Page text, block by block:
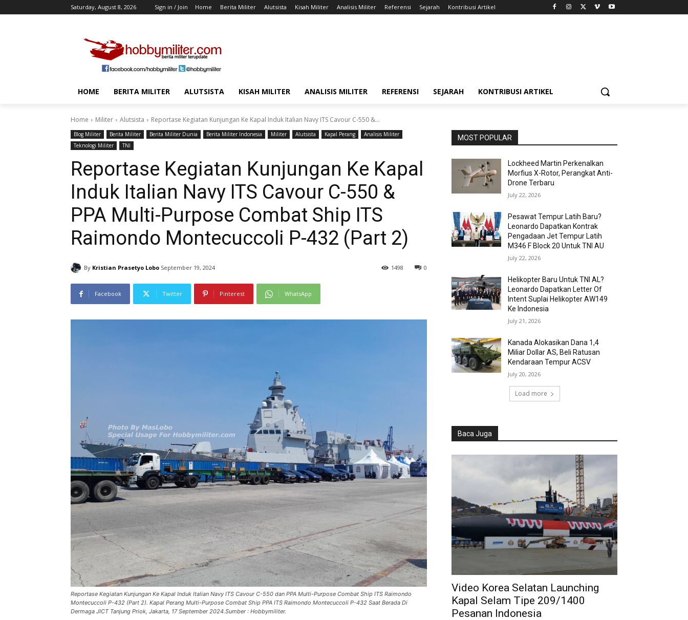
Saturday, August 8, 2026 Sign in / Join Home Berita Militer Alutsista Kisah Militer Analisis Militer Referensi Sejarah Kontribusi Artikel
HOME BERITA MILITER ALUTSISTA KISAH MILITER ANALISIS MILITER REFERENSI SEJARAH KONTRIBUSI ARTIKEL
Home Militer Alutsista Reportase Kegiatan Kunjungan Ke Kapal Induk Italian Navy ITS Cavour C-550 &...
Blog Militer Berita Militer Berita Militer Dunia Berita Militer Indonesia Militer Alutsista Kapal Perang
Analisis Militer
Teknologi Militer
TNI
Reportase Kegiatan Kunjungan Ke Kapal
Induk Italian Navy ITS Cavour C-550 &
PPA Multi-Purpose Combat Ship ITS
Raimondo Montecuccoli P-432 (Part 2)
By Kristian Prasetyo Lobo September 19, 2024 0
1498
Facebook Twitter Pinterest WhatsApp
Reportase Kegiatan Kunjungan Ke Kapal Induk Italian Navy ITS Cavour C-550 dan PPA Multi-Purpose Combat Ship ITS Raimondo
Montecuccoli P-432 (Part 2). Kapal Perang Multi-Purpose Combat Ship PPA ITS Raimondo Montecuccoli P-432 Saat Berada Di
Dermaga JICT Tanjung Priok, Jakarta, 17 September 2024.Sumber : Hobbymiliter.
MOST POPULAR
Lockheed Martin Perkenalkan
Morfius X-Rotor, Perangkat Anti-
Drone Terbaru
July 22, 2026
Pesawat Tempur Latih Baru?
Leonardo Dapatkan Kontrak
Pengadaan Jet Tempur Latih
M346 F Block 20 Untuk TNI AU
July 22, 2026
Helikopter Baru Untuk TNI AL?
Leonardo Dapatkan Letter Of
Intent Suplai Helikopter AW149
Ke Indonesia
July 21, 2026
Kanada Alokasikan Dana 1,4
Miliar Dollar AS, Beli Ratusan
Kendaraan Tempur ACSV
July 20, 2026
Load more
Baca Juga
Video Korea Selatan Launching
Kapal Selam Tipe 209/1400
Pesanan Indonesia